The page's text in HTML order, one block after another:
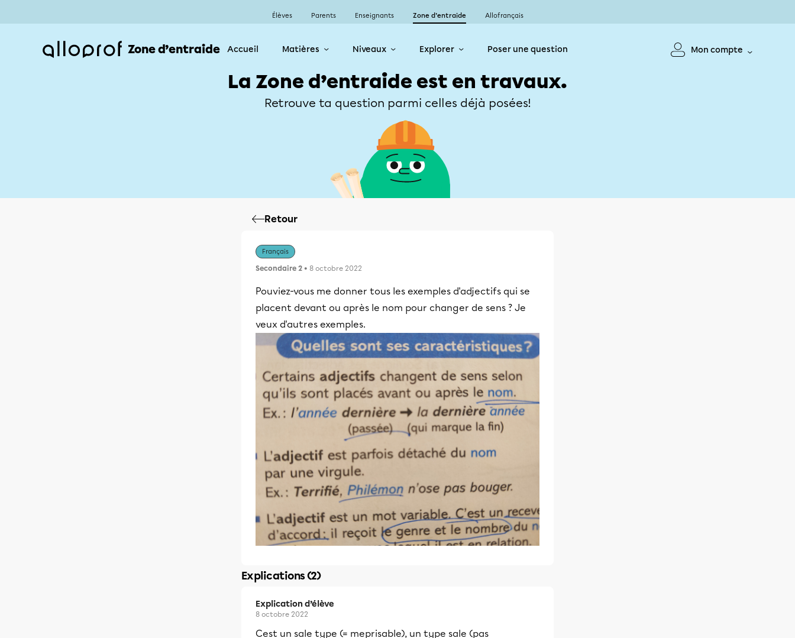
Élèves Parents Enseignants Zone d’entraide Allofrançais
Zone d’entraide Accueil Matières Niveaux Explorer Poser une question Mon compte
La Zone d’entraide est en travaux.
Retrouve ta question parmi celles déjà posées!
Retour
Français
Secondaire 2 • 8 octobre 2022
Pouviez-vous me donner tous les exemples d'adjectifs qui se
placent devant ou après le nom pour changer de sens ? Je
veux d'autres exemples.
Explications (2)
Explication d’élève
8 octobre 2022
Cest un sale type (= meprisable), un type sale (pas